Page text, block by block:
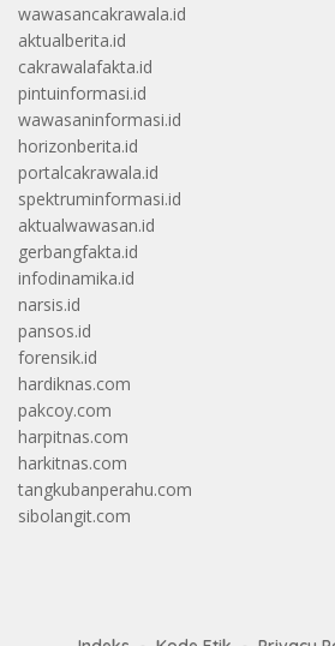
wawasancakrawala.id
aktualberita.id
cakrawalafakta.id
pintuinformasi.id
wawasaninformasi.id
horizonberita.id
portalcakrawala.id
spektruminformasi.id
aktualwawasan.id
gerbangfakta.id
infodinamika.id
narsis.id
pansos.id
forensik.id
hardiknas.com
pakcoy.com
harpitnas.com
harkitnas.com
tangkubanperahu.com
sibolangit.com